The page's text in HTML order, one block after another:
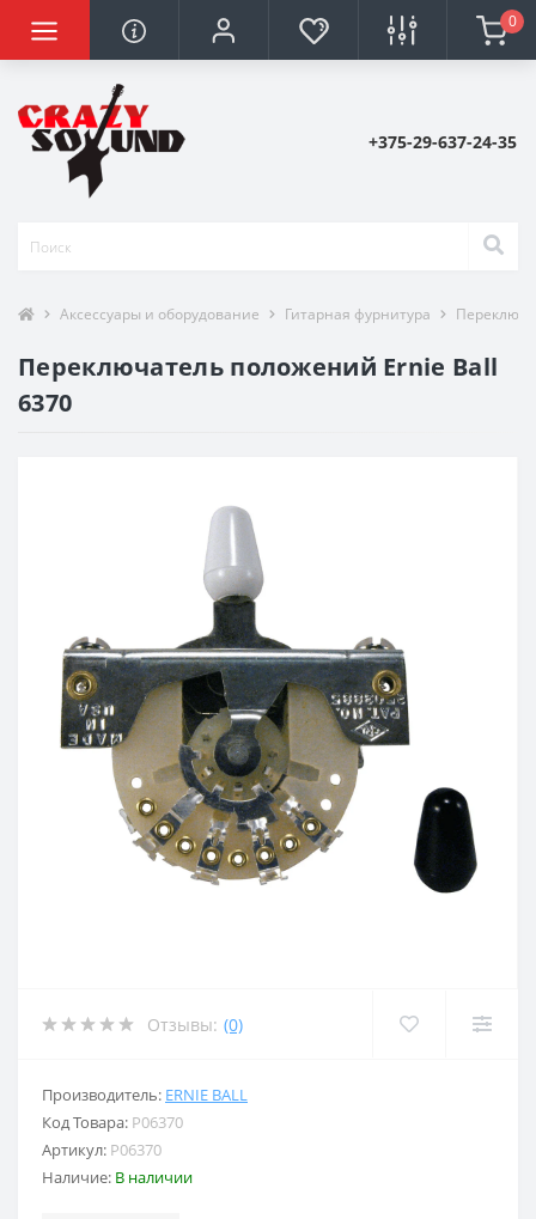
0
+375-29-637-24-35
Аксессуары и оборудование Гитарная фурнитура
Переключатель положений Ernie Ball
6370
Отзывы: (0)
Производитель: ERNIE BALL
Код Товара: P06370
Артикул: P06370
Наличие: В наличии